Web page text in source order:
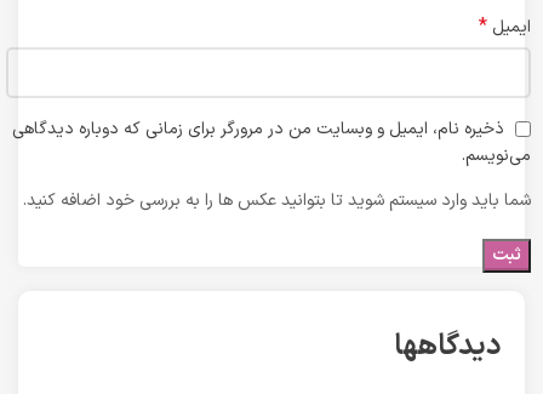
ایمیل *
ذخیره نام، ایمیل و وبسایت من در مرورگر برای زمانی که دوباره دیدگاهی
می‌نویسم.
شما باید وارد سیستم شوید تا بتوانید عکس ها را به بررسی خود اضافه کنید.
دیدگاهها